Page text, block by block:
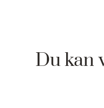
Du kan